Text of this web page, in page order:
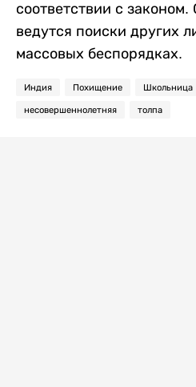
соответствии с
ведутся поиски других
массовых беспорядках.
Индия Похищение Школьница
несовершеннолетняя толпа